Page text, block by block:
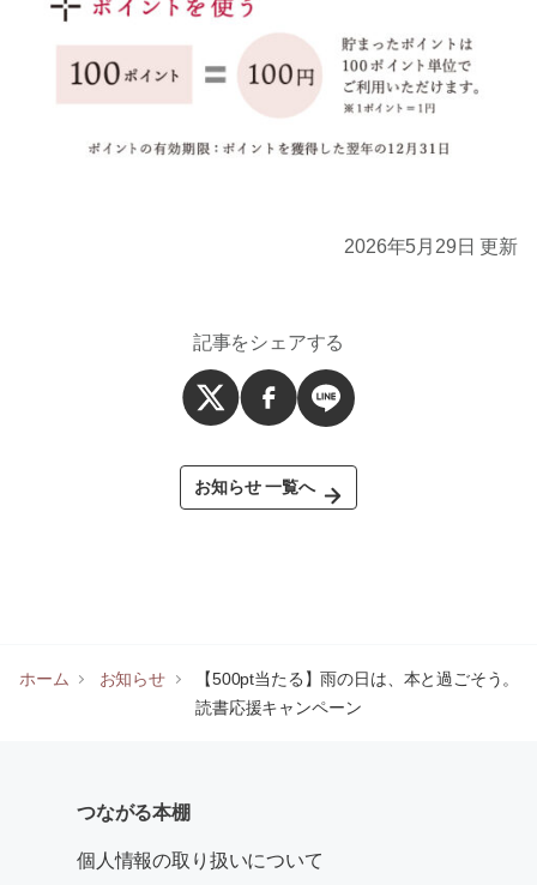
2026年5月29日 更新
記事をシェアする
お知らせ 一覧へ
ホーム お知らせ
【500pt当たる】雨の日は、本と過ごそう。
読書応援キャンペーン
つながる本棚
個人情報の取り扱いについて